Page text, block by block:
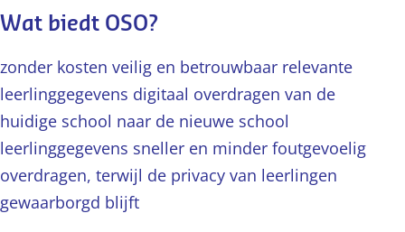
Wat biedt OSO?
zonder kosten veilig en betrouwbaar relevante
leerlinggegevens digitaal overdragen van de
huidige school naar de nieuwe school
leerlinggegevens sneller en minder foutgevoelig
overdragen, terwijl de privacy van leerlingen
gewaarborgd blijft